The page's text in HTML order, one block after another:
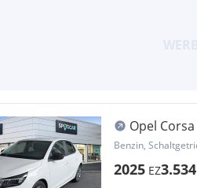
Opel
Corsa...
Benzin,
2025 EZ3.534